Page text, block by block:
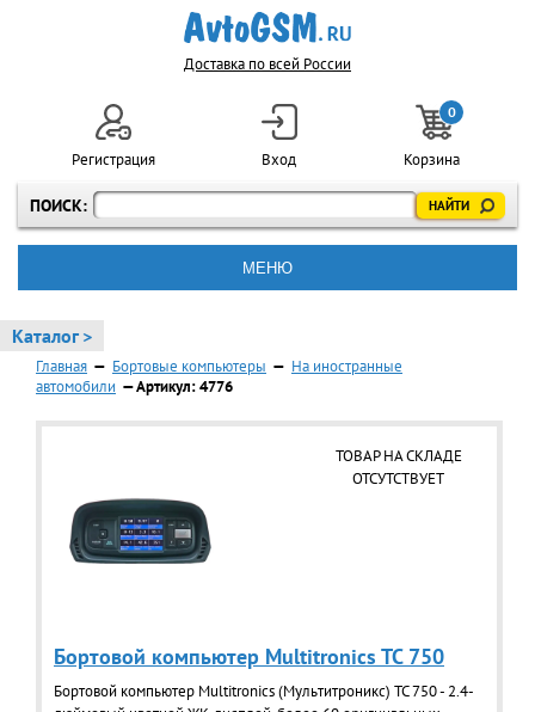
Доставка по всей России
ПОИСК:
Регистрация Вход
0
Корзина
МЕНЮ
Каталог >
Главная — Бортовые компьютеры — На иностранные
автомобили — Артикул: 4776
ТОВАР НА СКЛАДЕ
ОТСУТСТВУЕТ
Бортовой компьютер Multitronics TC 750
Бортовой компьютер Multitronics (Мультитроникс) TC 750 - 2.4-